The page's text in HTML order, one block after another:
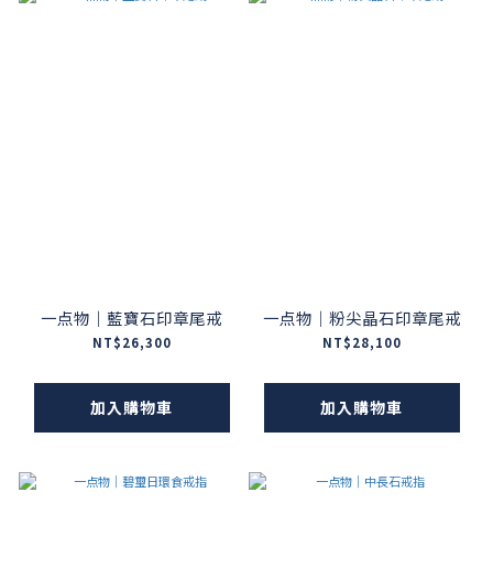
一点物｜藍寶石印章尾戒
NT$26,300
加入購物車
一点物｜粉尖晶石印章尾戒
NT$28,100
加入購物車